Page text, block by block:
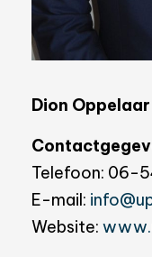
Dion Oppelaar
Telefoon: 06-
E-mail:
Website: